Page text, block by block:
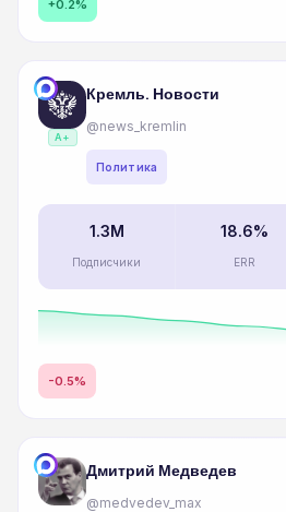
+0.2%
A+
Кремль. Новости
@news_kremlin
Политика
1.3M
Подписчики
18.6%
ERR
-0.5%
Дмитрий Медведев
@medvedev_max